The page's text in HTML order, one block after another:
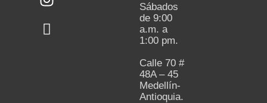
Sábados
de 9:00
a.m. a
1:00 pm.
Calle 70 #
48A – 45
Medellín-
Antioquia.